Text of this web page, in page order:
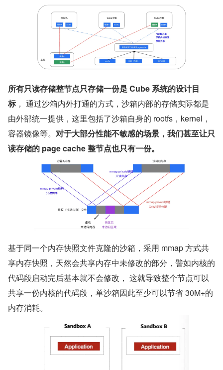
所有只读存储整节点只存储一份是 Cube 系统的设计目
标， 通过沙箱内外打通的方式，沙箱内部的存储实际都是
由外部统一提供，这里包括了沙箱自身的 rootfs，kernel，
容器镜像等。 对于大部分性能不敏感的场景，我们甚至让只
读存储的 page cache 整节点也只有一份。
基于同一个内存快照文件克隆的沙箱，采用 mmap 方式共
享内存快照，天然会共享内存中未修改的部分，譬如内核的
代码段启动完后基本就不会修改， 这就导致整个节点可以
共享一份内核的代码段，单沙箱因此至少可以节省 30M+的
内存消耗。